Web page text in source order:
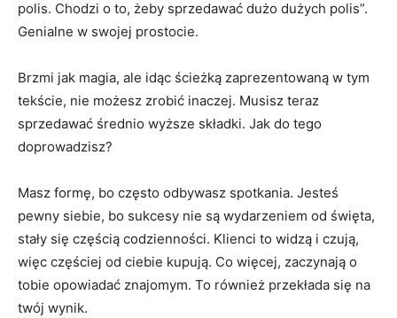
polis. Chodzi o to, żeby sprzedawać dużo dużych polis”.
Genialne w swojej prostocie.
Brzmi jak magia, ale idąc ścieżką zaprezentowaną w tym
tekście, nie możesz zrobić inaczej. Musisz teraz
sprzedawać średnio wyższe składki. Jak do tego
doprowadzisz?
Masz formę, bo często odbywasz spotkania. Jesteś
pewny siebie, bo sukcesy nie są wydarzeniem od święta,
stały się częścią codzienności. Klienci to widzą i czują,
więc częściej od ciebie kupują. Co więcej, zaczynają o
tobie opowiadać znajomym. To również przekłada się na
twój wynik.